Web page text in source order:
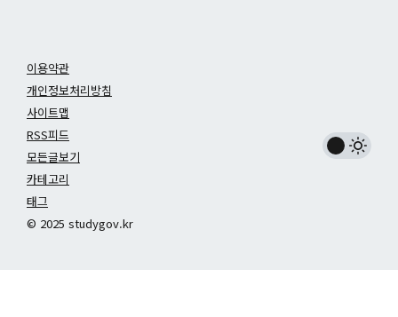
이용약관
개인정보처리방침
사이트맵
RSS피드
모든글보기
카테고리
태그
© 2025 studygov.kr